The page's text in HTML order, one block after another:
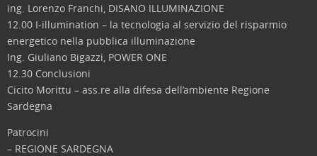
ing. Lorenzo Franchi, DISANO ILLUMINAZIONE
12.00 I-illumination – la tecnologia al servizio del risparmio
energetico nella pubblica illuminazione
Ing. Giuliano Bigazzi, POWER ONE
12.30 Conclusioni
Cicito Morittu – ass.re alla difesa dell’ambiente Regione
Sardegna
Patrocini
– REGIONE SARDEGNA